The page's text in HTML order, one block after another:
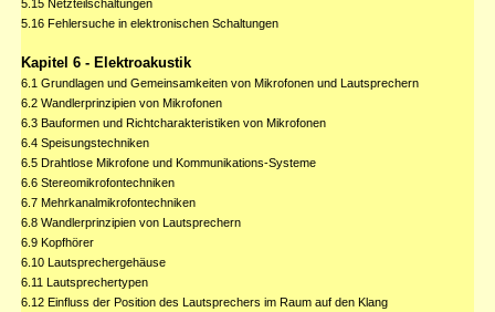
5.15 Netzteilschaltungen
5.16 Fehlersuche in elektronischen Schaltungen
Kapitel 6 - Elektroakustik
6.1 Grundlagen und Gemeinsamkeiten von Mikrofonen und Lautsprechern
6.2 Wandlerprinzipien von Mikrofonen
6.3 Bauformen und Richtcharakteristiken von Mikrofonen
6.4 Speisungstechniken
6.5 Drahtlose Mikrofone und Kommunikations-Systeme
6.6 Stereomikrofontechniken
6.7 Mehrkanalmikrofontechniken
6.8 Wandlerprinzipien von Lautsprechern
6.9 Kopfhörer
6.10 Lautsprechergehäuse
6.11 Lautsprechertypen
6.12 Einfluss der Position des Lautsprechers im Raum auf den Klang